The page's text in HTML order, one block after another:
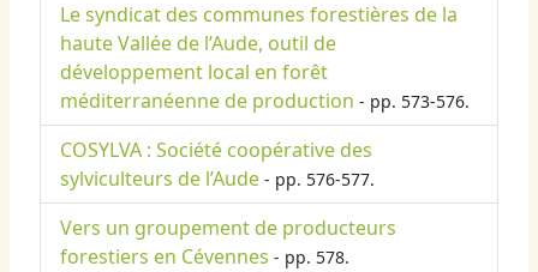
Le syndicat des communes forestières de la
haute Vallée de l’Aude, outil de
développement local en forêt
méditerranéenne de production - pp. 573-576.
COSYLVA : Société coopérative des
sylviculteurs de l’Aude - pp. 576-577.
Vers un groupement de producteurs
forestiers en Cévennes - pp. 578.